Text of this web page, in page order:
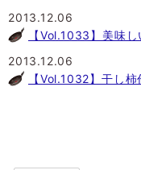
2013.12.06
【Vol.1033】美味
2013.12.06
【Vol.1032】干し柿